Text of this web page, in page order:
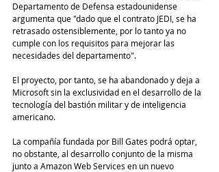
Departamento de Defensa estadounidense
argumenta que "dado que el contrato JEDI, se ha
retrasado ostensiblemente, por lo tanto ya no
cumple con los requisitos para mejorar las
necesidades del departamento".
El proyecto, por tanto, se ha abandonado y deja a
Microsoft sin la exclusividad en el desarrollo de la
tecnología del bastión militar y de inteligencia
americano.
La compañía fundada por Bill Gates podrá optar,
no obstante, al desarrollo conjunto de la misma
junto a Amazon Web Services en un nuevo